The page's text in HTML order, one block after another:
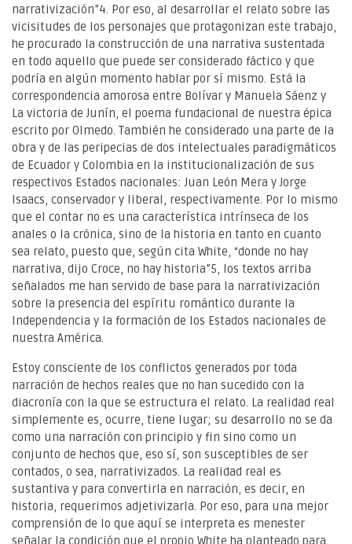
narrativización”4. Por eso, al desarrollar el relato sobre las
vicisitudes de los personajes que protagonizan este trabajo,
he procurado la construcción de una narrativa sustentada
en todo aquello que puede ser considerado fáctico y que
podría en algún momento hablar por sí mismo. Está la
correspondencia amorosa entre Bolívar y Manuela Sáenz y
La victoria de Junín, el poema fundacional de nuestra épica
escrito por Olmedo. También he considerado una parte de la
obra y de las peripecias de dos intelectuales paradigmáticos
de Ecuador y Colombia en la institucionalización de sus
respectivos Estados nacionales: Juan León Mera y Jorge
Isaacs, conservador y liberal, respectivamente. Por lo mismo
que el contar no es una característica intrínseca de los
anales o la crónica, sino de la historia en tanto en cuanto
sea relato, puesto que, según cita White, “donde no hay
narrativa, dijo Croce, no hay historia”5, los textos arriba
señalados me han servido de base para la narrativización
sobre la presencia del espíritu romántico durante la
Independencia y la formación de los Estados nacionales de
nuestra América.
Estoy consciente de los conflictos generados por toda
narración de hechos reales que no han sucedido con la
diacronía con la que se estructura el relato. La realidad real
simplemente es, ocurre, tiene lugar; su desarrollo no se da
como una narración con principio y fin sino como un
conjunto de hechos que, eso sí, son susceptibles de ser
contados, o sea, narrativizados. La realidad real es
sustantiva y para convertirla en narración, es decir, en
historia, requerimos adjetivizarla. Por eso, para una mejor
comprensión de lo que aquí se interpreta es menester
señalar la condición que el propio White ha planteado para